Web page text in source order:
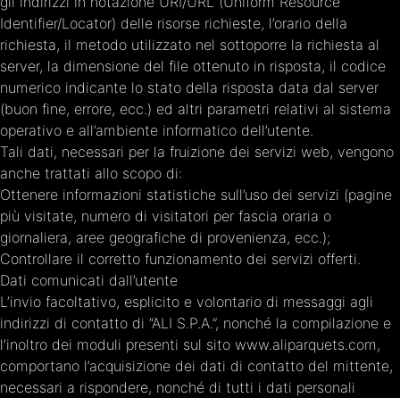
Identifier/Locator) delle risorse richieste, l’orario della
richiesta, il metodo utilizzato nel sottoporre la richiesta al
server, la dimensione del file ottenuto in risposta, il codice
numerico indicante lo stato della risposta data dal server
(buon fine, errore, ecc.) ed altri parametri relativi al sistema
operativo e all’ambiente informatico dell’utente.
Tali dati, necessari per la fruizione dei servizi web, vengono
anche trattati allo scopo di:
Ottenere informazioni statistiche sull’uso dei servizi (pagine
più visitate, numero di visitatori per fascia oraria o
giornaliera, aree geografiche di provenienza, ecc.);
Controllare il corretto funzionamento dei servizi offerti.
Dati comunicati dall’utente
L’invio facoltativo, esplicito e volontario di messaggi agli
indirizzi di contatto di “ALI S.P.A.”, nonché la compilazione e
l’inoltro dei moduli presenti sul sito www.aliparquets.com,
comportano l’acquisizione dei dati di contatto del mittente,
necessari a rispondere, nonché di tutti i dati personali